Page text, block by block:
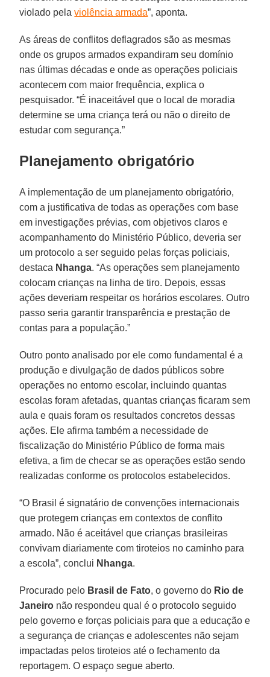
violado pelaviolência armada”, aponta.
As áreas de conflitos deflagrados são as mesmas
onde os grupos armados expandiram seu domínio
nas últimas décadas e onde as operações policiais
acontecem com maior frequência, explica o
pesquisador. “É inaceitável que o local de moradia
determine se uma criança terá ou não o direito de
estudar com segurança.”
Planejamento obrigatório
A implementação de um planejamento obrigatório,
com a justificativa de todas as operações com base
em investigações prévias, com objetivos claros e
acompanhamento do Ministério Público, deveria ser
um protocolo a ser seguido pelas forças policiais,
destaca Nhanga. “As operações sem planejamento
colocam crianças na linha de tiro. Depois, essas
ações deveriam respeitar os horários escolares. Outro
passo seria garantir transparência e prestação de
contas para a população.”
Outro ponto analisado por ele como fundamental é a
produção e divulgação de dados públicos sobre
operações no entorno escolar, incluindo quantas
escolas foram afetadas, quantas crianças ficaram sem
aula e quais foram os resultados concretos dessas
ações. Ele afirma também a necessidade de
fiscalização do Ministério Público de forma mais
efetiva, a fim de checar se as operações estão sendo
realizadas conforme os protocolos estabelecidos.
“O Brasil é signatário de convenções internacionais
que protegem crianças em contextos de conflito
armado. Não é aceitável que crianças brasileiras
convivam diariamente com tiroteios no caminho para
a escola”, conclui Nhanga.
Procurado pelo Brasil de Fato, o governo do Rio de
Janeiro não respondeu qual é o protocolo seguido
pelo governo e forças policiais para que a educação e
a segurança de crianças e adolescentes não sejam
impactadas pelos tiroteios até o fechamento da
reportagem. O espaço segue aberto.